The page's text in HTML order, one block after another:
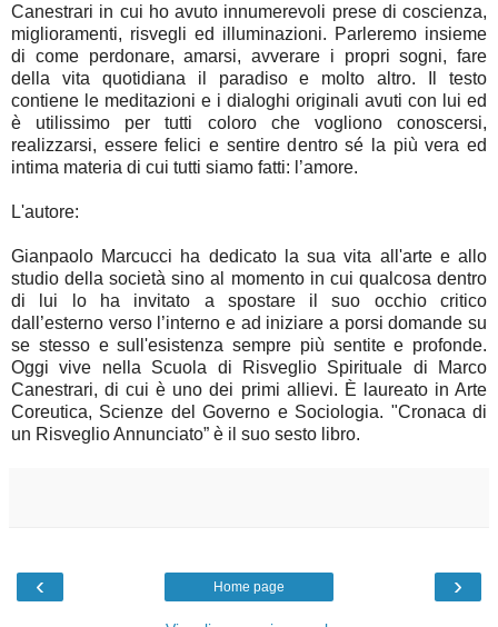
Canestrari in cui ho avuto innumerevoli prese di coscienza,
miglioramenti, risvegli ed illuminazioni. Parleremo insieme
di come perdonare, amarsi, avverare i propri sogni, fare
della vita quotidiana il paradiso e molto altro. Il testo
contiene le meditazioni e i dialoghi originali avuti con lui ed
è utilissimo per tutti coloro che vogliono conoscersi,
realizzarsi, essere felici e sentire dentro sé la più vera ed
intima materia di cui tutti siamo fatti: l’amore.
L'autore:
Gianpaolo Marcucci ha dedicato la sua vita all'arte e allo
studio della società sino al momento in cui qualcosa dentro
di lui lo ha invitato a spostare il suo occhio critico
dall’esterno verso l’interno e ad iniziare a porsi domande su
se stesso e sull'esistenza sempre più sentite e profonde.
Oggi vive nella Scuola di Risveglio Spirituale di Marco
Canestrari, di cui è uno dei primi allievi. È laureato in Arte
Coreutica, Scienze del Governo e Sociologia. "Cronaca di
un Risveglio Annunciato” è il suo sesto libro.
‹ ›
Home page